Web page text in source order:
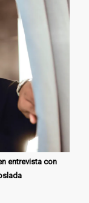
entrevista con